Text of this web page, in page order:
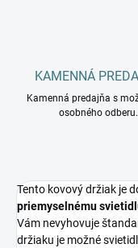
KAMENNÁ
Kamenná predajňa s
osobného odberu.
Tento kovový držiak je
priemyselnému
Vám nevyhovuje
držiaku je možné